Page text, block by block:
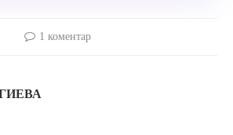
1 коментар